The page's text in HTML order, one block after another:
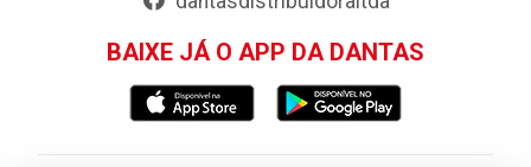
BAIXE JÁ O APP DA DANTAS